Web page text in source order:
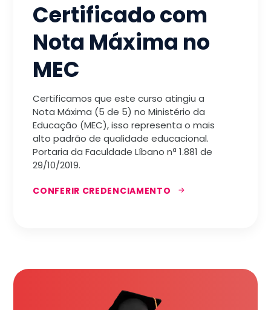
Certificado com
Nota Máxima no
MEC
Certificamos que este curso atingiu a
Nota Máxima (5 de 5) no Ministério da
Educação (MEC), isso representa o mais
alto padrão de qualidade educacional.
Portaria da Faculdade Líbano nª 1.881 de
29/10/2019.
CONFERIR CREDENCIAMENTO